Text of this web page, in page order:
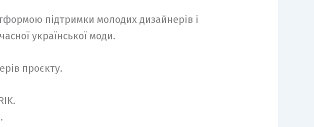
підтримки молодих дизайнерів і
української моди.
проєкту.